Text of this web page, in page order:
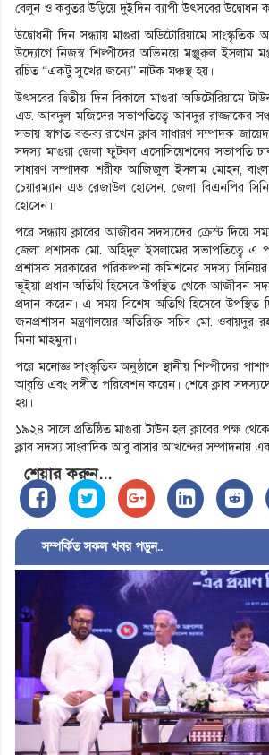
বেলুন ও কবুতর উড়িয়ে দুইদিন ব্যাপী উৎসবের উদ্বোধন
উদ্বোধনী দিন সন্ধ্যায় মাগুরা অডিটোরিয়ামে সাংস্কৃতিক
উদ্যোগে নিজস্ব শিল্পীদের অভিনয়ে মঞ্জুরুল ইসলাম
রচিত “একটু সুখের জন্যে” নাটক মঞ্চস্থ হয়।
উৎসবের দ্বিতীয় দিন বিকালে মাগুরা অডিটোরিয়ামে
এড. আবদুল মজিদের সভাপতিত্বে আবদুর রাজ্জাকের
সভায় স্বাগত বক্তব্য রাখেন ক্লাব সাধারণ সম্পাদক
সদস্য মাগুরা জেলা ফুটবল এসোসিয়েশনের সভাপতি
সাধারণ সম্পাদক শরীফ আজিজুল ইসলাম মোহন,
চেয়ারম্যান এড রেজাউল হোসেন, জেলা বিএনপির
হোসেন।
পরে সন্ধ্যায় ক্লাবের আজীবন সদস্যদের ক্রেস্ট দিয়ে
জেলা প্রশাসক মো. অহিদুল ইসলামের সভাপতিত্বে এ
প্রশাসক সরকারের পরিকল্পনা কমিশনের সদস্য
ভূইয়া প্রধান অতিথি হিসেবে উপস্থিত থেকে আজীবন
প্রদান করেন। এ সময় বিশেষ অতিথি হিসেবে উপস্থিত
জনপ্রশাসন মন্ত্রণালয়ের অতিরিক্ত সচিব মো. ওবায়দুর
মিনা মাহমুদা।
পরে মনোজ্ঞ সাংস্কৃতিক অনুষ্ঠানে স্থানীয় শিল্পীদের
আবৃত্তি এবং সঙ্গীত পরিবেশন করেন। শেষে ক্লাব
হয়।
১৯২৪ সালে প্রতিষ্ঠিত মাগুরা টাউন হল ক্লাবের পক্ষ
ক্লাব সদস্য সাংবাদিক আবু বাসার আখন্দের সম্পাদনায়
শেয়ার করুন...
সম্পর্কিত সকল খবর পড়ুন..